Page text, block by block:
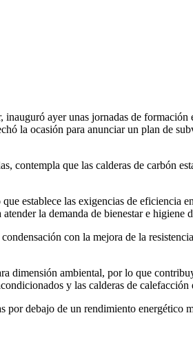
ayer unas jornadas de formación
la ocasión para anunciar un plan de
contempla que las calderas de carbón
establece las exigencias de eficiencia
la demanda de bienestar e higiene
con la mejora de la
dimensión ambiental, por lo que
y las calderas de
debajo de un rendimiento